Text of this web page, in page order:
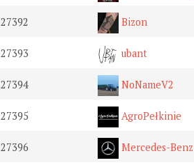
27392 Bizon
27393 ubant
27394 NoNameV2
27395 AgroPełkinie
27396 Mercedes-